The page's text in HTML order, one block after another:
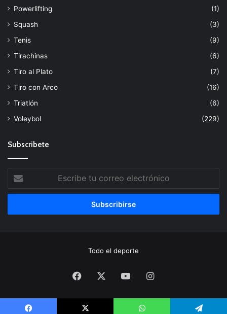
Powerlifting
(1)
Squash
(3)
Tenis
(9)
Tirachinas
(6)
Tiro al Plato
(7)
Tiro con Arco
(16)
Triatlón
(6)
Voleybol
(229)
Subscribete
Escribe
tu
correo
Todo el deporte
Facebook YouTubeInstagram